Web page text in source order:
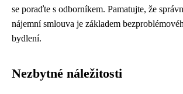
se poraďte s odborníkem. Pamatujte, že
nájemní smlouva je základem
bydlení.
Nezbytné náležitosti